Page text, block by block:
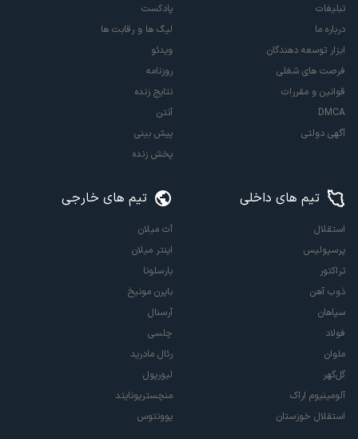
تبلیغات
درباره ما
ابزار توسعه دهندگان
فرصت های شغلی
قوانین و مقررات
DMCA
آگهی دولتی
پادکست
لیگ ها و رقابت ها
ویدئو
روزنامه
نتایج زنده
آنتن
پیش بینی
پخش زنده
تیم های داخلی
استقلال
پرسپولیس
تراکتور
ذوب آهن
سپاهان
فولاد
ملوان
گل‌گهر
آلومینیوم اراک
استقلال خوزستان
تیم های خارجی
آث میلان
اینتر میلان
بارسلونا
بایرن مونیخ
آرسنال
چلسی
رئال مادرید
لیورپول
منچستریونایتد
یوونتوس